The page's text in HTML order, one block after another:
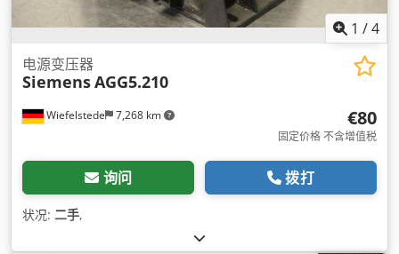
1 /4
Wiefelstede 7,268 km
电源变压器
SiemensAGG5.210
€80
固定价格 不含增值税
询问 拨打
状况: 二手,